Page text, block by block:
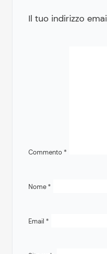
Il tuo indirizzo
Commento *
Nome *
Email *